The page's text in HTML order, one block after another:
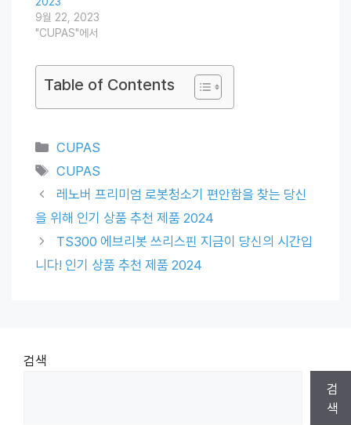
9월 22, 2023
"CUPAS"에서
Table of Contents
Categories
CUPAS
Tags
CUPAS
레노버 프리미엄 로봇청소기 편안함을 찾는 당신
을 위해 인기 상품 추천 제품 2024
TS300 에브리봇 쓰리스핀 지금이 당신의 시간입
니다! 인기 상품 추천 제품 2024
검색
검
색